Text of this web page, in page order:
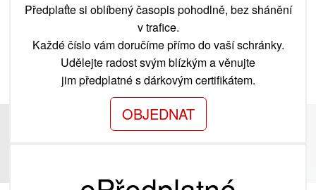
Předplaťte si oblíbený časopis pohodlně, bez shánění
v trafice.
Každé číslo vám doručíme přímo do vaší schránky.
Udělejte radost svým blízkým a věnujte
jim předplatné s dárkovým certifikátem.
OBJEDNAT